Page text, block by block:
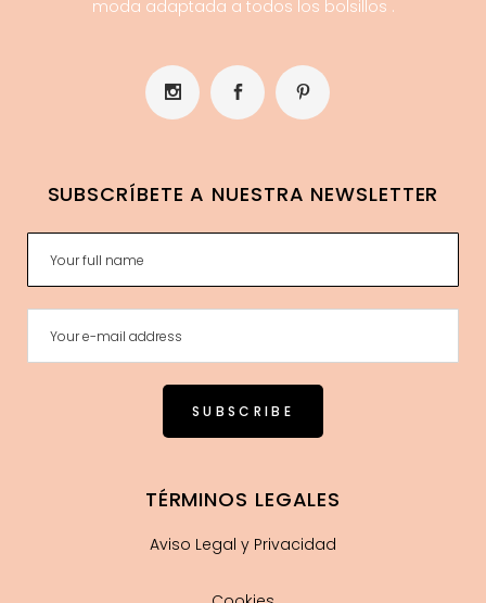
moda adaptada a todos los bolsillos .
SUBSCRÍBETE A NUESTRA NEWSLETTER
TÉRMINOS LEGALES
Aviso Legal y Privacidad